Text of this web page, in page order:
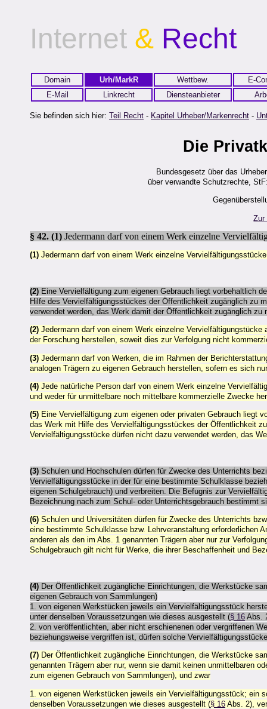
Internet & Recht
Domain Urh/MarkR Wettbew.
E-
E-Mail
Linkrecht Diensteanbieter
Sie befinden sich hier: Teil Recht - Kapitel Urheber/Markenrecht -
Die
Bundesgesetz über das
über verwandte Schutzrechte,
Zur
§ 42. (1) Jedermann darf von einem Werk einzelne
(1) Jedermann darf von einem Werk einzelne
(2) Eine Vervielfältigung zum eigenen Gebrauch liegt vorbehaltlich
Hilfe des Vervielfältigungsstückes der Öffentlichkeit zugänglich zu
verwendet werden, das Werk damit der Öffentlichkeit zugänglich zu
(2) Jedermann darf von einem Werk einzelne
der Forschung herstellen, soweit dies zur Verfolgung nicht
(3) Jedermann darf von Werken, die im Rahmen der
analogen Trägern zu eigenen Gebrauch herstellen, sofern es sich
(4) Jede natürliche Person darf von einem Werk einzelne
und weder für unmittelbare noch mittelbare kommerzielle Zwecke
(5) Eine Vervielfältigung zum eigenen oder privaten Gebrauch liegt
das Werk mit Hilfe des Vervielfältigungsstückes der Öffentlichkeit
Vervielfältigungsstücke dürfen nicht dazu verwendet werden, das
(3) Schulen und Hochschulen dürfen für Zwecke des Unterrichts
Vervielfältigungsstücke in der für eine bestimmte Schulklasse
eigenen Schulgebrauch) und verbreiten. Die Befugnis zur
Bezeichnung nach zum Schul- oder Unterrichtsgebrauch bestimmt
(6) Schulen und Universitäten dürfen für Zwecke des Unterrichts
eine bestimmte Schulklasse bzw. Lehrveranstaltung erforderlichen
anderen als den im Abs. 1 genannten Trägern aber nur zur
Schulgebrauch gilt nicht für Werke, die ihrer Beschaffenheit und
(4) Der Öffentlichkeit zugängliche Einrichtungen, die Werkstücke
eigenen Gebrauch von Sammlungen)
1. von eigenen Werkstücken jeweils ein Vervielfältigungsstück
unter denselben Voraussetzungen wie dieses ausgestellt (§ 16 Abs.
2. von veröffentlichten, aber nicht erschienenen oder vergriffenen
beziehungsweise vergriffen ist, dürfen solche
(7) Der Öffentlichkeit zugängliche Einrichtungen, die Werkstücke
genannten Trägern aber nur, wenn sie damit keinen unmittelbaren
zum eigenen Gebrauch von Sammlungen), und zwar
1. von eigenen Werkstücken jeweils ein Vervielfältigungsstück;
denselben Voraussetzungen wie dieses ausgestellt (§ 16 Abs. 2),